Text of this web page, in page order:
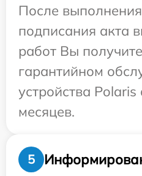
После
подписания акта
работ Вы
гарантийном
устройства
месяцев.
5